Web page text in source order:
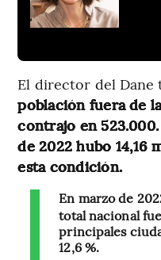
El director del Dane
población fuera de
contrajo en
de 2022 hubo 14,16
esta condición.
En marzo de
total nacional fue
principales
12,6 %.